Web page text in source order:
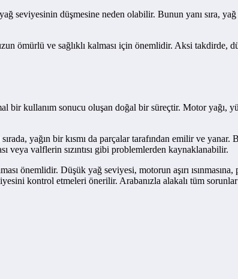
seviyesinin düşmesine neden olabilir. Bunun yanı sıra,
ömürlü ve sağlıklı kalması için önemlidir. Aksi takdirde,
kullanım sonucu oluşan doğal bir süreçtir. Motor yağı,
yağın bir kısmı da parçalar tarafından emilir ve yanar.
veya valflerin sızıntısı gibi problemlerden kaynaklanabilir.
Düşük yağ seviyesi, motorun aşırı ısınmasına,
kontrol etmeleri önerilir. Arabanızla alakalı tüm sorunlar